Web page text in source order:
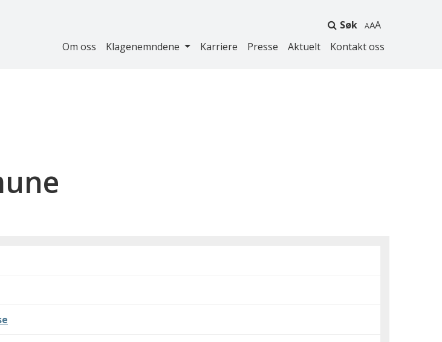
Søk A
Om oss Klagenemndene Karriere Presse Aktuelt Kontakt oss